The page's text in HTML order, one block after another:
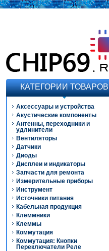
КАТЕГОРИИ ТОВАРОВ
Аксессуары и устройства
Акустические компоненты
Антенны, переходники и
удлинители
Вентиляторы
Датчики
Диоды
Дисплеи и индикаторы
Запчасти для ремонта
Измерительные приборы
Инструмент
Источники питания
Кабельная продукция
Клеммники
Клеммы
Коммутация
Коммутация: Кнопки
Переключатели Реле